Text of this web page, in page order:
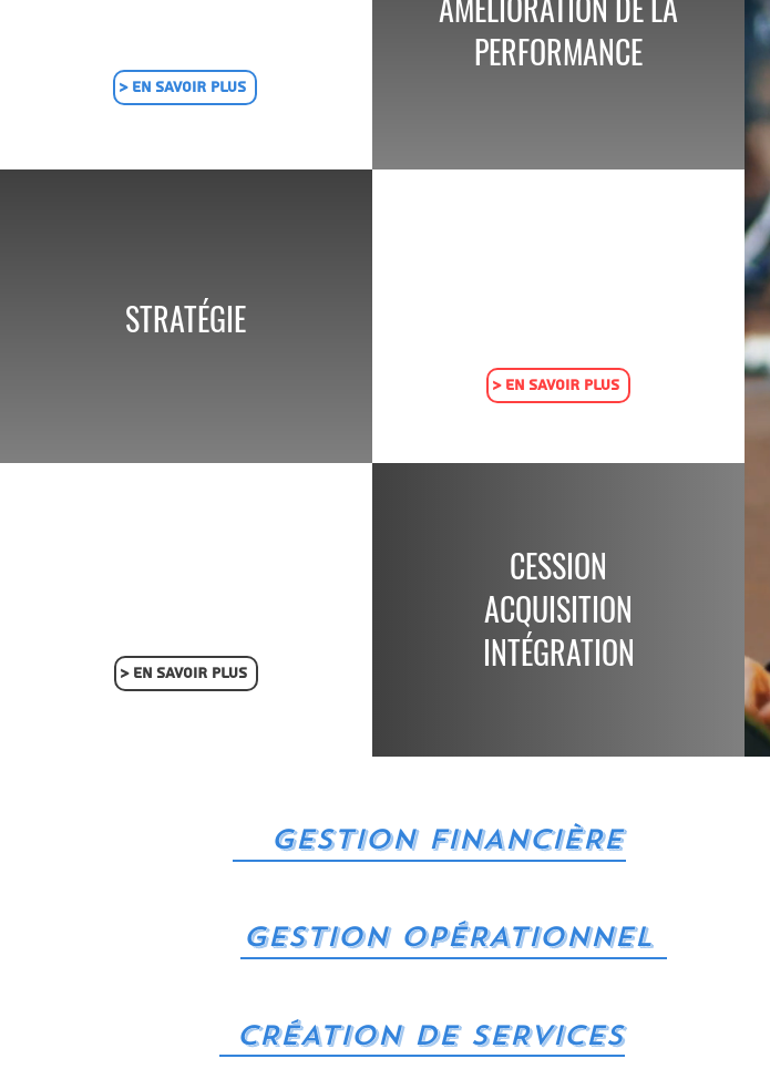
> EN SAVOIR PLUS
PERFORMANCE
STRATÉGIE
> EN SAVOIR PLUS
> EN SAVOIR PLUS
CESSION
ACQUISITION
INTÉGRATION
GESTION FINANCIèRE
GESTION OPÉRATIONNEL
CRÉATION DE SERVICES